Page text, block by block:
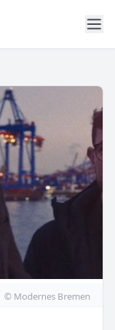
© Modernes Bremen